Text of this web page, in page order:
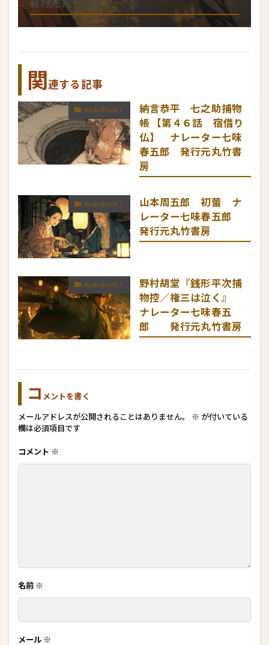
発行元丸竹書房
関連する記事
AudioBook！
納言恭平 七之助捕物
帳 【第４６話 宿借り
仏】 ナレーター七味
春五郎 発行元丸竹書
房
AudioBook！
山本周五郎 初蕾 ナ
レーター七味春五郎
発行元丸竹書房
AudioBook！
野村胡堂『銭形平次捕
物控／権三は泣く』
ナレーター七味春五
郎 発行元丸竹書房
コ メントを書く
メールアドレスが公開されることはありません。 ※ が付いている
欄は必須項目です
コメント ※
名前 ※
メール ※